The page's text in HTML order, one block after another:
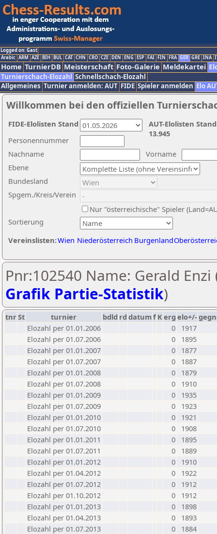
Logged on: Gast
Arabic ARM AZE BIH BUL CAT CHN CRO CZE DEN ENG ESP FAI FIN FRA GER GRE INA
Home TurnierDB Meisterschaft Foto-Galerie Meldekartei
Turnierschach-Elozahl Schnellschach-Elozahl
Allgemeines Turnier anmelden: AUT FIDE Spieler anmelden Elo
Willkommen bei den offiziellen
Nachname
Vorname
Ebene
Sortierung
Personennummer
Bundesland
Spgem./Kreis/Verein
Nur "österreichische" Spieler
Vereinslisten:Wien Niederösterreich Burgenland
AUT-Elolisten
13.945
FIDE-Elolisten Stand
Pnr:102540 Name: Gerald Enzi
Grafik Partie-Statistik)
tnrSt turnier bdld rd datumf Kerg elo+/-
Elozahl per 01.01.2006
0
1917
Elozahl per 01.07.2006
0
1895
Elozahl per 01.01.2007
0
1877
Elozahl per 01.07.2007
0
1887
Elozahl per 01.01.2008
0
1879
Elozahl per 01.07.2008
0
1910
Elozahl per 01.01.2009
0
1935
Elozahl per 01.07.2009
0
1923
Elozahl per 01.01.2010
0
1921
Elozahl per 01.07.2010
0
1908
Elozahl per 01.01.2011
0
1895
Elozahl per 01.07.2011
0
1889
Elozahl per 01.01.2012
0
1910
Elozahl per 01.04.2012
0
1922
Elozahl per 01.07.2012
0
1912
Elozahl per 01.10.2012
0
1912
Elozahl per 01.01.2013
0
1898
Elozahl per 01.04.2013
0
1893
Elozahl per 01.07.2013
0
1884